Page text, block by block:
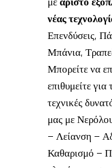
νέας
Επενδύσεις,
Μπάνια,
Μπορείτε να
επιθυμείτε
τεχνικές
μας με
– Λείανση –
Καθαρισμό –